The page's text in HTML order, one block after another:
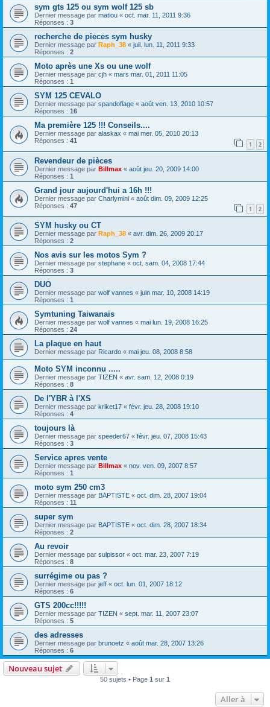
sym gts 125 ou sym wolf 125 sb
Dernier message par matiou « oct. mar. 11, 2011 9:36
Réponses : 3
recherche de pieces sym husky
Dernier message par Raph_38 « juil. lun. 11, 2011 9:33
Réponses : 2
Moto après une Xs ou une wolf
Dernier message par cjh « mars mar. 01, 2011 11:05
Réponses : 1
SYM 125 CEVALO
Dernier message par spandoflage « août ven. 13, 2010 10:57
Réponses : 16
Ma première 125 !!! Conseils....
Dernier message par alaskax « mai mer. 05, 2010 20:13
Réponses : 41 1 2
Revendeur de pièces
Dernier message par Billmax « août jeu. 20, 2009 14:00
Réponses : 1
Grand jour aujourd'hui a 16h !!!
Dernier message par Charlymini « août dim. 09, 2009 12:25
Réponses : 47 1 2
SYM husky ou CT
Dernier message par Raph_38 « avr. dim. 26, 2009 20:17
Réponses : 2
Nos avis sur les motos Sym ?
Dernier message par stephane « oct. sam. 04, 2008 17:44
Réponses : 3
DUO
Dernier message par wolf vannes « juin mar. 10, 2008 14:19
Réponses : 1
Symtuning Taiwanais
Dernier message par wolf vannes « mai lun. 19, 2008 16:25
Réponses : 24
La plaque en haut
Dernier message par Ricardo « mai jeu. 08, 2008 8:58
Moto SYM inconnu .....
Dernier message par TIZEN « avr. sam. 12, 2008 0:19
Réponses : 8
De l'YBR à l'XS
Dernier message par kriket17 « févr. jeu. 28, 2008 19:10
Réponses : 4
toujours là
Dernier message par speeder67 « févr. jeu. 07, 2008 15:43
Réponses : 3
Service apres vente
Dernier message par Billmax « nov. ven. 09, 2007 8:57
Réponses : 1
moto sym 250 cm3
Dernier message par BAPTISTE « oct. dim. 28, 2007 19:04
Réponses : 11
super sym
Dernier message par BAPTISTE « oct. dim. 28, 2007 18:34
Réponses : 2
Au revoir
Dernier message par sulpissor « oct. mar. 23, 2007 7:19
Réponses : 8
surrégime ou pas ?
Dernier message par jeff « oct. lun. 01, 2007 18:12
Réponses : 6
GTS 200cc!!!!!
Dernier message par TIZEN « sept. mar. 11, 2007 23:07
Réponses : 5
des adresses
Dernier message par brunoetz « août mar. 28, 2007 13:26
Réponses : 6
Nouveau sujet
50 sujets • Page 1 sur 1
Aller à